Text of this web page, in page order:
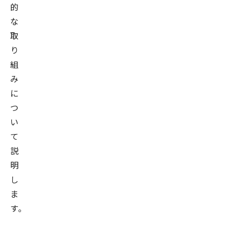
的
な
取
り
組
み
に
つ
い
て
説
明
し
ま
す。